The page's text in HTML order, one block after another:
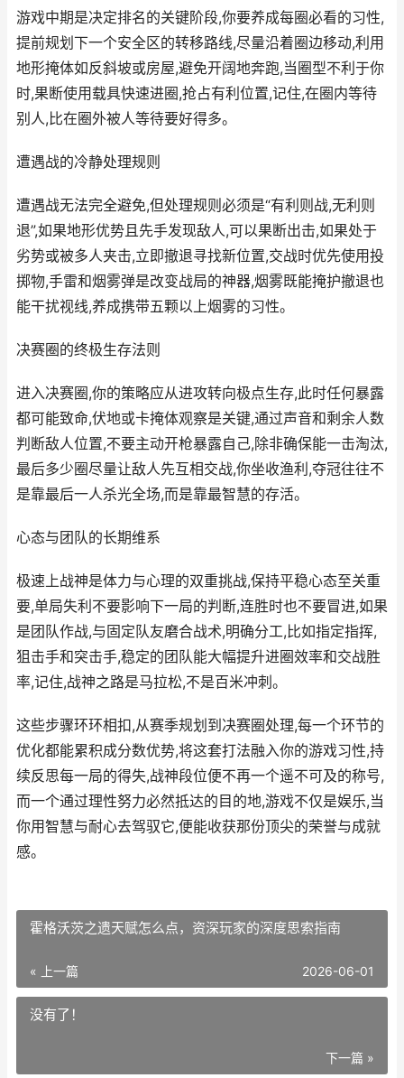
游戏中期是决定排名的关键阶段,你要养成每圈必看的习性,
提前规划下一个安全区的转移路线,尽量沿着圈边移动,利用
地形掩体如反斜坡或房屋,避免开阔地奔跑,当圈型不利于你
时,果断使用载具快速进圈,抢占有利位置,记住,在圈内等待
别人,比在圈外被人等待要好得多。
遭遇战的冷静处理规则
遭遇战无法完全避免,但处理规则必须是“有利则战,无利则
退”,如果地形优势且先手发现敌人,可以果断出击,如果处于
劣势或被多人夹击,立即撤退寻找新位置,交战时优先使用投
掷物,手雷和烟雾弹是改变战局的神器,烟雾既能掩护撤退也
能干扰视线,养成携带五颗以上烟雾的习性。
决赛圈的终极生存法则
进入决赛圈,你的策略应从进攻转向极点生存,此时任何暴露
都可能致命,伏地或卡掩体观察是关键,通过声音和剩余人数
判断敌人位置,不要主动开枪暴露自己,除非确保能一击淘汰,
最后多少圈尽量让敌人先互相交战,你坐收渔利,夺冠往往不
是靠最后一人杀光全场,而是靠最智慧的存活。
心态与团队的长期维系
极速上战神是体力与心理的双重挑战,保持平稳心态至关重
要,单局失利不要影响下一局的判断,连胜时也不要冒进,如果
是团队作战,与固定队友磨合战术,明确分工,比如指定指挥,
狙击手和突击手,稳定的团队能大幅提升进圈效率和交战胜
率,记住,战神之路是马拉松,不是百米冲刺。
这些步骤环环相扣,从赛季规划到决赛圈处理,每一个环节的
优化都能累积成分数优势,将这套打法融入你的游戏习性,持
续反思每一局的得失,战神段位便不再一个遥不可及的称号,
而一个通过理性努力必然抵达的目的地,游戏不仅是娱乐,当
你用智慧与耐心去驾驭它,便能收获那份顶尖的荣誉与成就
感。
霍格沃茨之遗天赋怎么点，资深玩家的深度思索指南
« 上一篇 2026-06-01
没有了！
下一篇 »